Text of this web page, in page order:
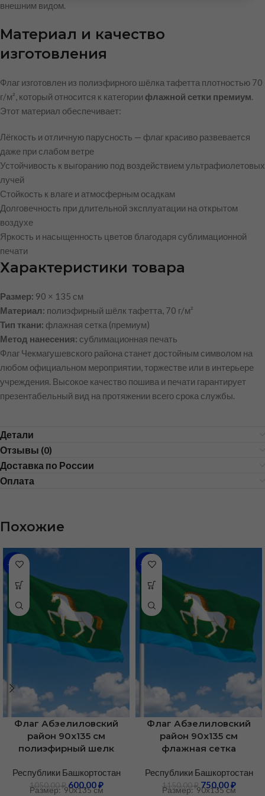
внешним видом.
Материал и качество
изготовления
Флаг изготовлен из полиэфирного шёлка тафетта плотностью 70
г/м², который относится к категории флажной сетки премиум.
Этот материал обеспечивает:
Лёгкость и отличную парусность — флаг красиво развевается
даже при слабом ветре
Устойчивость к выгоранию под воздействием ультрафиолетовых
лучей
Стойкость к влаге и атмосферным осадкам
Долговечность при длительной эксплуатации на открытом
воздухе
Яркость и насыщенность цветов благодаря сублимационной
печати
Характеристики товара
Размер: 90 × 135 см
Материал: полиэфирный шёлк тафетта, 70 г/м²
Тип ткани: флажная сетка (премиум)
Метод нанесения: сублимационная печать
Флаг Чекмагушевского района станет достойным символом на
любом официальном мероприятии, торжестве или в интерьере
учреждения. Высокое качество пошива и печати гарантирует
презентабельный вид на протяжении всего срока службы.
Детали
Отзывы (0)
Доставка по России
Оплата
Похожие
-43%
Флаг Абзелиловский
район 90х135 см
полиэфирный шелк
Республики Башкортостан
1050,00₽ 600,00₽
Размер: 90х135 см
-35%
Флаг Абзелиловский
район 90х135 см
флажная сетка
Республики Башкортостан
1150,00₽ 750,00₽
Размер: 90х135 см